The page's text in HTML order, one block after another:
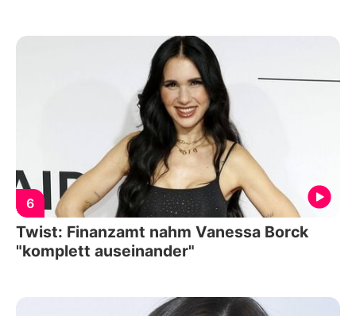
6
Twist: Finanzamt nahm Vanessa Borck
"komplett auseinander"